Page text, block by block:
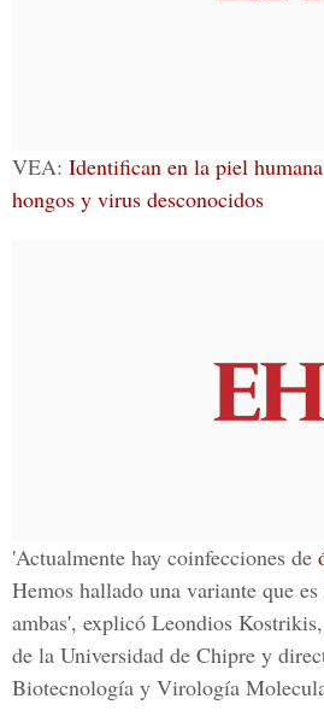
VEA: Identifican en la piel
hongos y virus desconocidos
'Actualmente hay coinfecciones de
Hemos hallado una variante que
ambas', explicó Leondios
de la Universidad de Chipre y
Biotecnología y Virología